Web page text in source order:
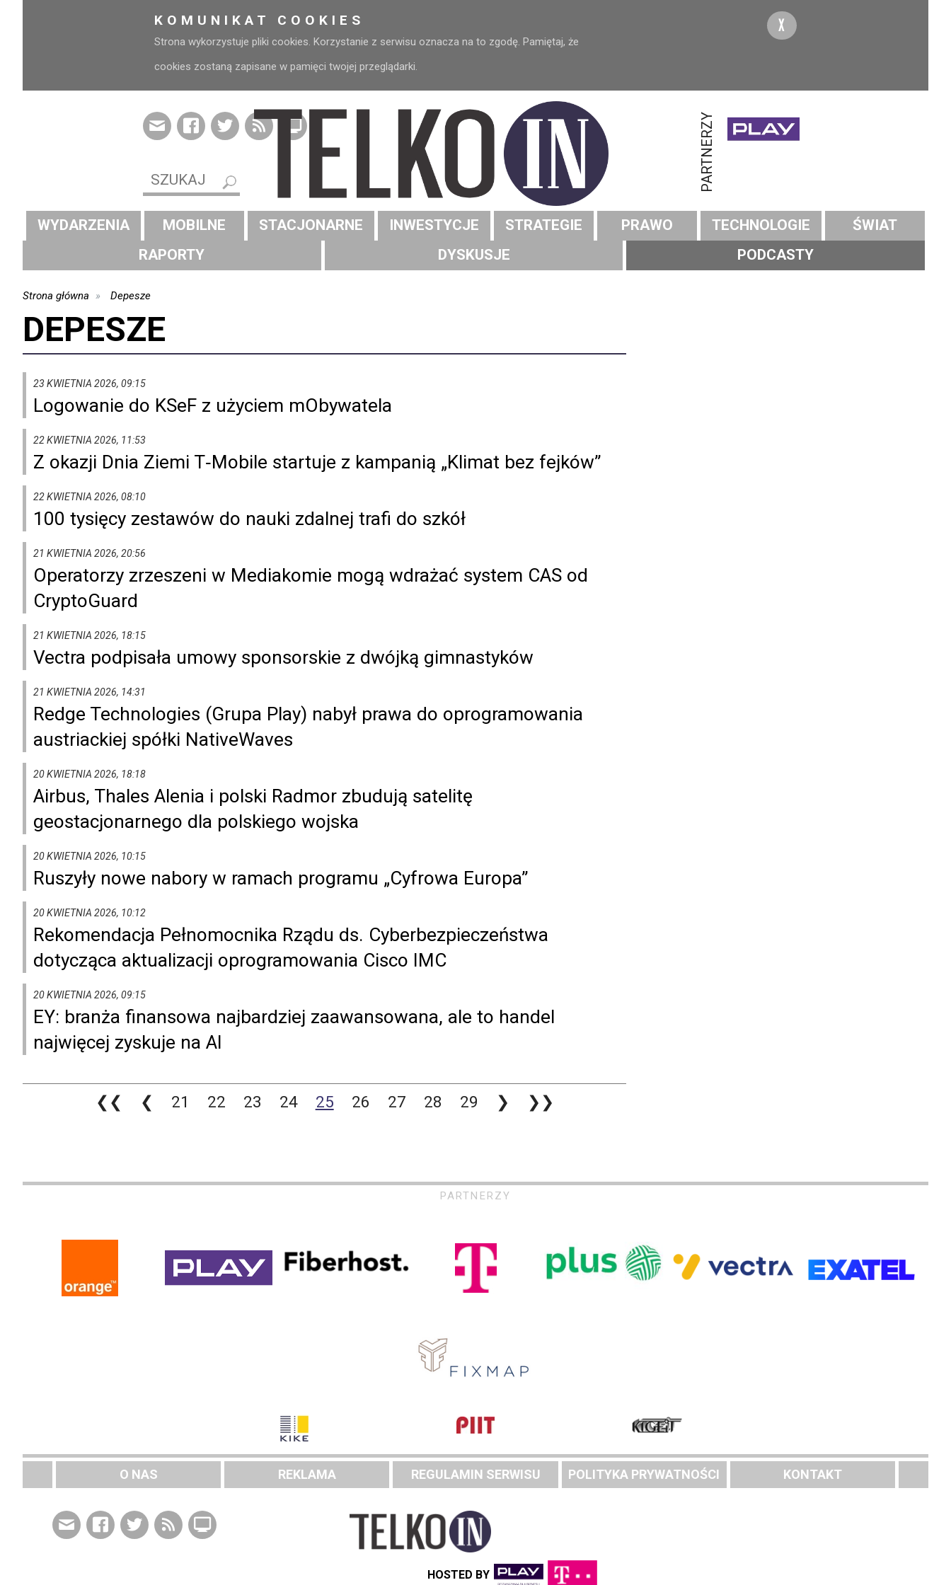
KOMUNIKAT COOKIES
Strona wykorzystuje pliki cookies. Korzystanie z serwisu oznacza na to zgodę. Pamiętaj, że
cookies zostaną zapisane w pamięci twojej przeglądarki.
X
PARTNERZY
WYDARZENIA MOBILNE STACJONARNE INWESTYCJE STRATEGIE PRAWO TECHNOLOGIE
ŚWIAT
RAPORTY
DYSKUSJE PODCASTY
Strona główna Depesze
DEPESZE
23 KWIETNIA 2026, 09:15
Logowanie do KSeF z użyciem mObywatela
22 KWIETNIA 2026, 11:53
Z okazji Dnia Ziemi T‑Mobile startuje z kampanią „Klimat bez fejków”
22 KWIETNIA 2026, 08:10
100 tysięcy zestawów do nauki zdalnej trafi do szkół
21 KWIETNIA 2026, 20:56
Operatorzy zrzeszeni w Mediakomie mogą wdrażać system CAS od
CryptoGuard
21 KWIETNIA 2026, 18:15
Vectra podpisała umowy sponsorskie z dwójką gimnastyków
21 KWIETNIA 2026, 14:31
Redge Technologies (Grupa Play) nabył prawa do oprogramowania
austriackiej spółki NativeWaves
20 KWIETNIA 2026, 18:18
Airbus, Thales Alenia i polski Radmor zbudują satelitę
geostacjonarnego dla polskiego wojska
20 KWIETNIA 2026, 10:15
Ruszyły nowe nabory w ramach programu „Cyfrowa Europa”
20 KWIETNIA 2026, 10:12
Rekomendacja Pełnomocnika Rządu ds. Cyberbezpieczeństwa
dotycząca aktualizacji oprogramowania Cisco IMC
20 KWIETNIA 2026, 09:15
EY: branża finansowa najbardziej zaawansowana, ale to handel
najwięcej zyskuje na AI
❮❮ ❮ 21 22 23 24 25 26 27 28 29 ❯ ❯❯
PARTNERZY
O NAS REKLAMA REGULAMIN SERWISU POLITYKA PRYWATNOŚCI KONTAKT
HOSTED BY